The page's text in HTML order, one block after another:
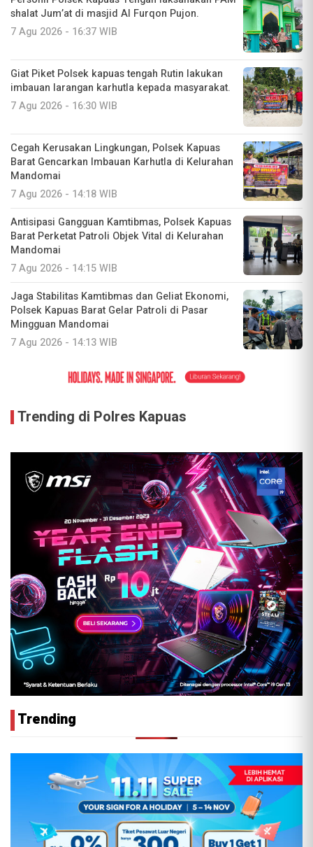
shalat Jum’at di masjid Al Furqon Pujon.
7 Agu 2026 - 16:37 WIB
Giat Piket Polsek kapuas tengah Rutin lakukan
imbauan larangan karhutla kepada masyarakat.
7 Agu 2026 - 16:30 WIB
Cegah Kerusakan Lingkungan, Polsek Kapuas
Barat Gencarkan Imbauan Karhutla di Kelurahan
Mandomai
7 Agu 2026 - 14:18 WIB
Antisipasi Gangguan Kamtibmas, Polsek Kapuas
Barat Perketat Patroli Objek Vital di Kelurahan
Mandomai
7 Agu 2026 - 14:15 WIB
Jaga Stabilitas Kamtibmas dan Geliat Ekonomi,
Polsek Kapuas Barat Gelar Patroli di Pasar
Mingguan Mandomai
7 Agu 2026 - 14:13 WIB
Trending di Polres Kapuas
Trending